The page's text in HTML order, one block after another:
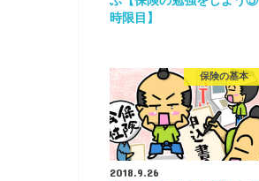
時限目】
保険の基本
2018.9.26